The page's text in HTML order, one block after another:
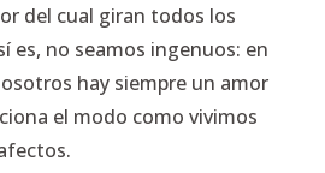
del cual giran todos los
es, no seamos ingenuos: en
hay siempre un amor
el modo como vivimos